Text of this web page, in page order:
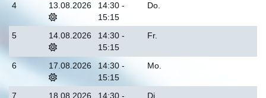
4 13.08.2026
14:30 -
15:15
Do.
5 14.08.2026
14:30 -
15:15
Fr.
6 17.08.2026
14:30 -
15:15
Mo.
7 18.08.2026 14:30 - Di.